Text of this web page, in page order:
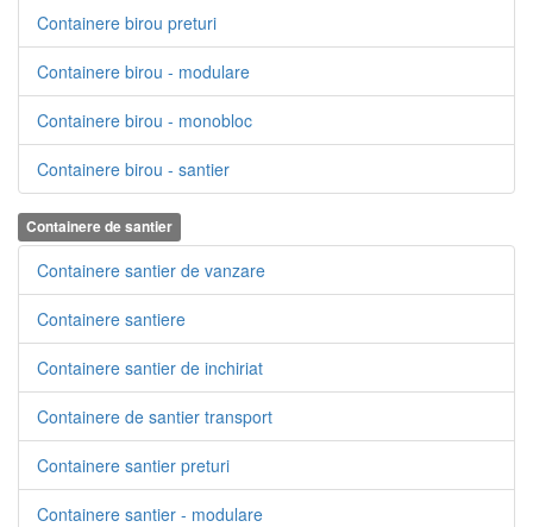
Containere birou preturi
Containere birou - modulare
Containere birou - monobloc
Containere birou - santier
Containere de santier
Containere santier de vanzare
Containere santiere
Containere santier de inchiriat
Containere de santier transport
Containere santier preturi
Containere santier - modulare